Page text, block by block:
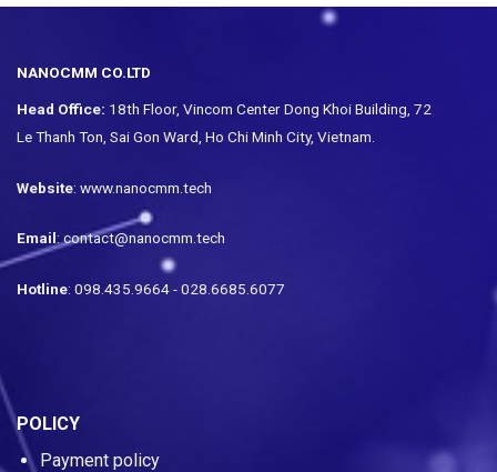
NANOCMM CO.LTD
Head Office: 18th Floor, Vincom Center Dong Khoi Building, 72
Le Thanh Ton, Sai Gon Ward, Ho Chi Minh City, Vietnam.
Website: www.nanocmm.tech
Email: contact@nanocmm.tech
Hotline: 098.435.9664 - 028.6685.6077
POLICY
Payment policy